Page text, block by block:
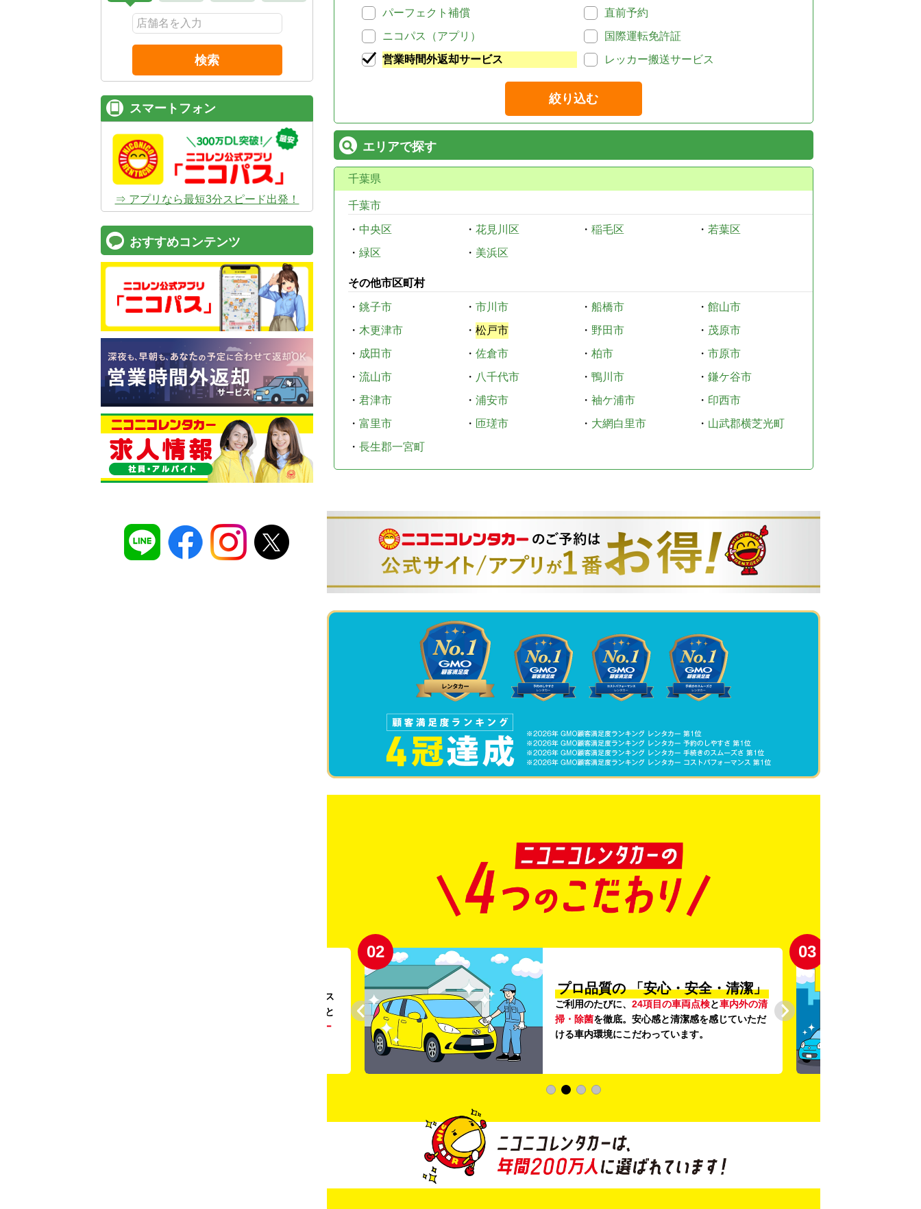
パーフェクト補償
直前予約
ニコパス（アプリ）
国際運転免許証
営業時間外返却サービス
レッカー搬送サービス
絞り込む
エリアで探す
千葉県
千葉市
・ 中央区 ・ 花見川区 ・ 稲毛区 ・ 若葉区
・ 緑区 ・ 美浜区
その他市区町村
・ 銚子市 ・ 市川市 ・ 船橋市 ・ 館山市
・ 木更津市 ・ 松戸市 ・ 野田市 ・ 茂原市
・ 成田市 ・ 佐倉市 ・ 柏市 ・ 市原市
・ 流山市 ・ 八千代市 ・ 鴨川市 ・ 鎌ケ谷市
・ 君津市 ・ 浦安市 ・ 袖ケ浦市 ・ 印西市
・ 富里市 ・ 匝瑳市 ・ 大網白里市 ・ 山武郡横芝光町
・ 長生郡一宮町
。ガソリンス
タンドや整備工場の既存インフラを活用すること
リー
02
プロ品質の 「安心・安全・清潔」
ご利用のたびに、 24項目の車両点検と車内外の清
掃・除菌を徹底。安心感と清潔感を感じていただ
ける車内環境にこだわっています。
03
検索
スマートフォン
⇒ アプリなら最短3分スピード出発！
おすすめコンテンツ